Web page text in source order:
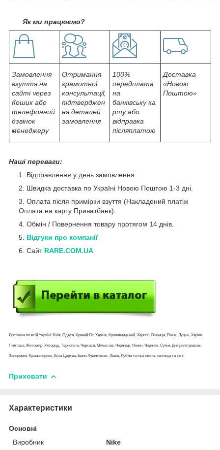
Як ми працюємо?
Замовлення
взуття на
сайті через
Кошик або
телефонний
дзвінок
менеджеру
Отримання
грамотної
консультації,
підтверджен
ня деталей
замовлення
100%
передплата
на
банківську ка
рту або
відправка
післяплатою
Доставка
«Новою
Поштою»
Наші переваги:
Відправлення у день замовлення.
Швидка доставка по Україні Новою Поштою 1-3 дні.
Оплата після примірки взуття (Накладений платіж
Оплата на карту Приватбанк).
Обмін / Повернення товару протягом 14 днів.
Відгуки про компанії
Сайт RARE.COM.UA
Доставка по всій Україні: Київ, Одеса, Кривий Ріг, Харків, Кропивницький, Херсон, Вінниця, Рівне, Луцьк, Харків,
Полтава, Житомир, Ужгород, Тернопіль, Черкаси, Миколаїв, Чернівці, Ніжин, Чернігів, Суми, Дніпропетровськ,
Запоріжжя, Краматорськ, Біла Церква, Івано-Франківськ, Львів, Лубни та інші міста, селища та смт.
Приховати
Характеристики
Основні
Виробник
Nike